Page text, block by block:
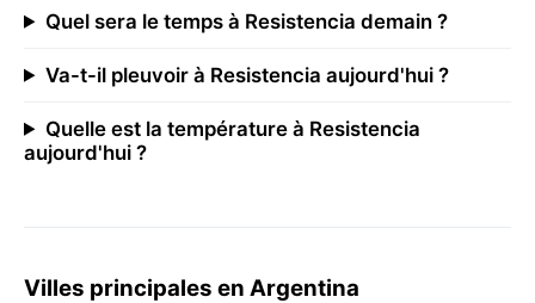
Quel sera le temps à Resistencia demain ?
Va-t-il pleuvoir à Resistencia aujourd'hui ?
Quelle est la température à Resistencia
aujourd'hui ?
Villes principales en Argentina